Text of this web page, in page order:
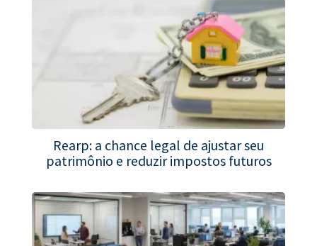
Rearp: a chance legal de ajustar seu
patrimônio e reduzir impostos futuros